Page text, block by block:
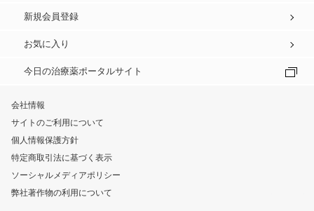
新規会員登録
お気に入り
今日の治療薬ポータルサイト
会社情報
サイトのご利用について
個人情報保護方針
特定商取引法に基づく表示
ソーシャルメディアポリシー
弊社著作物の利用について